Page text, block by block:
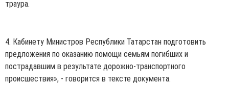
траура.
4. Кабинету Министров Республики Татарстан подготовить
предложения по оказанию помощи семьям погибших и
пострадавшим в результате дорожно-транспортного
происшествия», - говорится в тексте документа.